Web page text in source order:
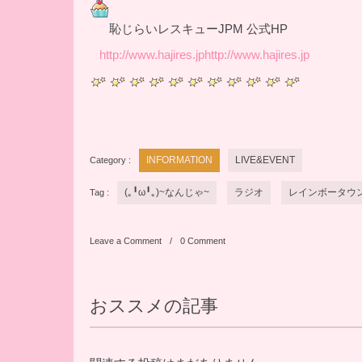
恥じらいレスキューJPM 公式HP
http://www.hajires.jphttp://www.hajires.jp
Category : INFORMATION LIVE&EVENT
Tag : (｡╹ω╹｡)~なんじゃ~ ラジオ レインボータウ
Leave a Comment 0 Comment
おススメの記事